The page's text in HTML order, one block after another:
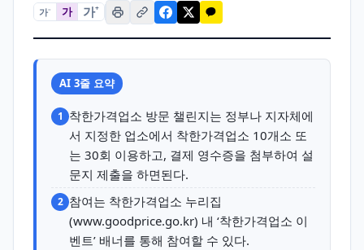
가− 가 가+
AI 3줄 요약
1 착한가격업소 방문 챌린지는 정부나 지자체에
서 지정한 업소에서 착한가격업소 10개소 또
는 30회 이용하고, 결제 영수증을 첨부하여 설
문지 제출을 하면된다.
2 참여는 착한가격업소 누리집
(www.goodprice.go.kr) 내 ‘착한가격업소 이
벤트’ 배너를 통해 참여할 수 있다.